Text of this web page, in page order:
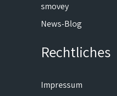
smovey
News-Blog
Rechtliches
Impressum